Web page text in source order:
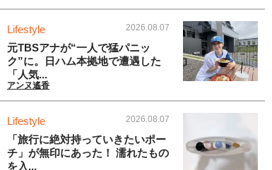
Lifestyle 2026.08.07
元TBSアナが“一人で猛パニッ
ク”に。日ハム本拠地で遭遇した
「人気...
アンヌ遙香
Lifestyle 2026.08.07
「旅行に絶対持っていきたいポー
チ」が無印にあった！ 濡れたもの
を入...